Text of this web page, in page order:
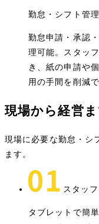
勤怠・シフト管理
勤怠申請・承認
理可能。スタッ
き、紙の申請や
用の手間を削減で
現場から経営
現場に必要な勤怠・シ
ます。
スタッフ
タブレットで簡